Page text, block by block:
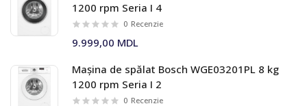
1200 rpm Seria I 4
0 Recenzie
9.999,00 MDL
Mașina de spălat Bosch WGE03201PL 8 kg
1200 rpm Seria I 2
0 Recenzie